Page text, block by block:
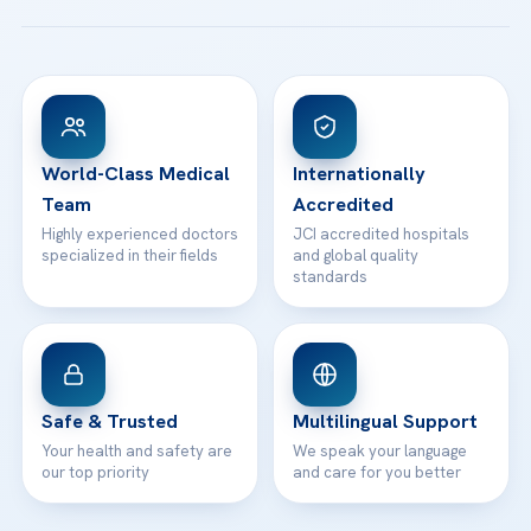
View All Hospitals
Patient Rights
Contact
WhatsApp Support
World-Class Medical
Team
Highly experienced doctors
specialized in their fields
Internationally
Accredited
JCI accredited hospitals
and global quality
standards
Safe & Trusted
Your health and safety are
our top priority
Multilingual Support
We speak your language
and care for you better